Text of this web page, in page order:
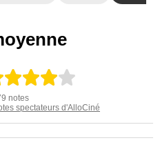
notes
spectateurs d'AlloCiné